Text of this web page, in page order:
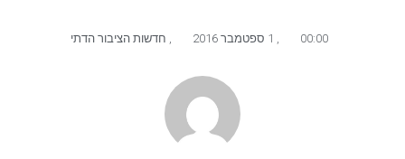
00:00
,
, חדשות הציבור הדתי